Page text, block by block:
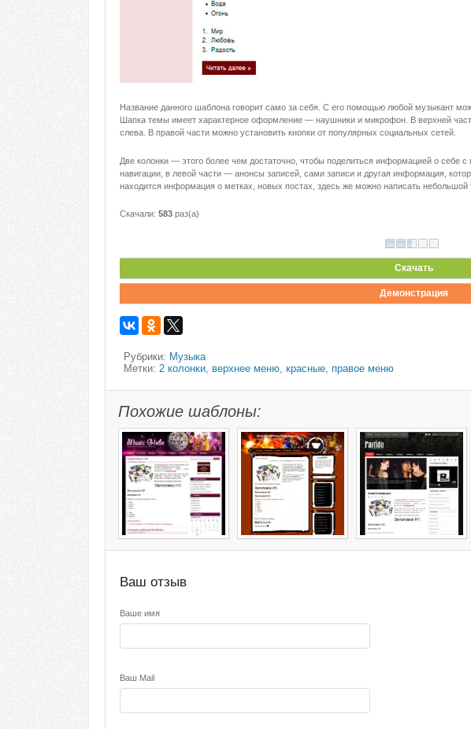
Название данного шаблона говорит само за себя. С его помощью любой музыкант
Шапка темы имеет характерное оформление — наушники и микрофон. В верхней
слева. В правой части можно установить кнопки от популярных социальных сетей.
Две колонки — этого более чем достаточно, чтобы поделиться информацией о себе
навигации, в левой части — анонсы записей, сами записи и другая информация,
находится информация о метках, новых постах, здесь же можно написать небольшой
Скачали: 583 раз(а)
Скачать
Демонстрация
Рубрики: Музыка
Метки: 2 колонки верхнее меню красные правое меню
Похожие шаблоны:
Ваш отзыв
Ваше имя
Ваш Mail